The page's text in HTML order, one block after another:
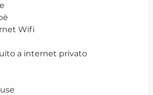
Wifi
a internet privato